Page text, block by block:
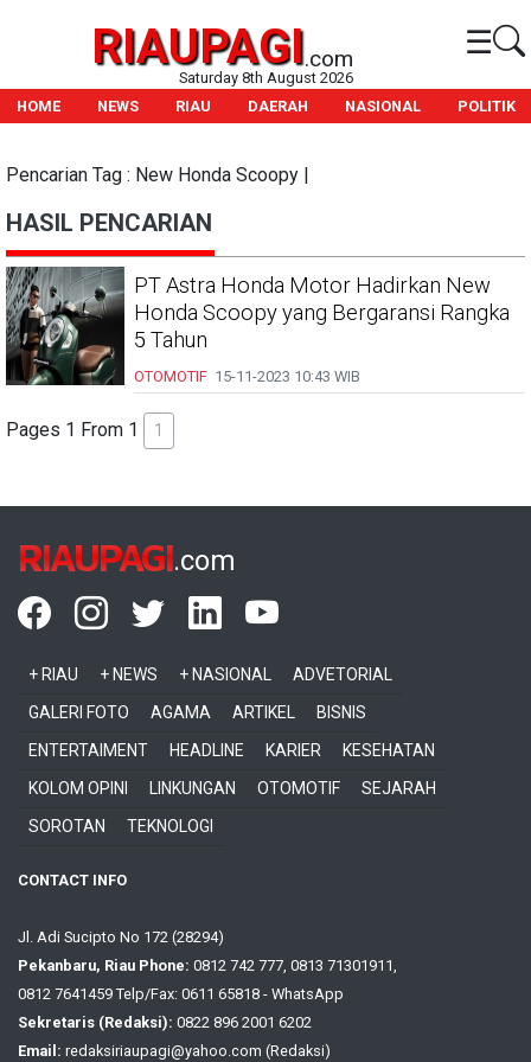
RIAUPAGI.com ☰
Saturday 8th August 2026
HOME
NEWS RIAU DAERAH NASIONAL POLITIK
Pencarian Tag : New Honda Scoopy |
HASIL PENCARIAN
PT Astra Honda Motor Hadirkan New
Honda Scoopy yang Bergaransi Rangka
5 Tahun
OTOMOTIF 15-11-2023 10:43 WIB
Pages 1 From 1 1
RIAUPAGI.com
+ RIAU + NEWS + NASIONAL
ADVETORIAL
GALERI FOTO
AGAMA ARTIKEL
BISNIS
ENTERTAIMENT
HEADLINE KARIER
KESEHATAN
KOLOM OPINI
LINKUNGAN OTOMOTIF
SEJARAH
SOROTAN
TEKNOLOGI
CONTACT INFO
Jl. Adi Sucipto No 172 (28294)
Pekanbaru, Riau Phone: 0812 742 777, 0813 71301911,
0812 7641459 Telp/Fax: 0611 65818 - WhatsApp
Sekretaris (Redaksi): 0822 896 2001 6202
Email: redaksiriaupagi@yahoo.com (Redaksi)